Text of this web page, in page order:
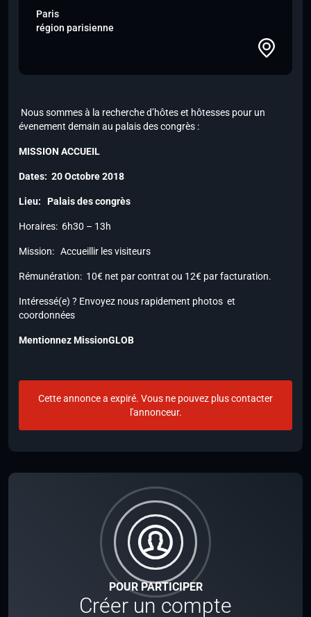
POUR PARTICIPER
Créer un compte
Paris
région parisienne
Nous sommes à la recherche d’hôtes et hôtesses pour un
évenement demain au palais des congrès :
MISSION ACCUEIL
Dates: 20 Octobre 2018
Lieu: Palais des congrès
Horaires: 6h30 – 13h
Mission: Accueillir les visiteurs
Rémunération: 10€ net par contrat ou 12€ par facturation.
Intéressé(e) ? Envoyez nous rapidement photos et
coordonnées
Mentionnez MissionGLOB
Cette annonce a expiré. Vous ne pouvez plus contacter
l'annonceur.